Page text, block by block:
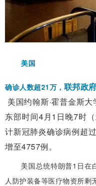
美国
确诊人数超21万， 联邦政
美国约翰斯·霍普金斯
东部时间4月1日晚7时
计新冠肺炎确诊病例超
增至4757例。
美国总统特朗普1日在
人防护装备等医疗物资所剩